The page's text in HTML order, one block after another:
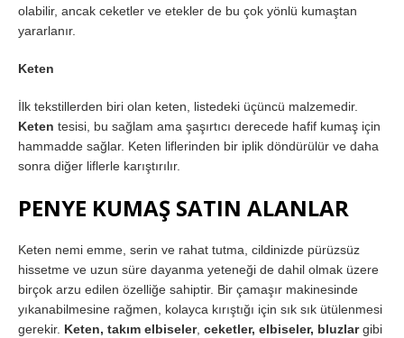
olabilir, ancak ceketler ve etekler de bu çok yönlü kumaştan
yararlanır.
Keten
İlk tekstillerden biri olan keten, listedeki üçüncü malzemedir.
Keten tesisi, bu sağlam ama şaşırtıcı derecede hafif kumaş için
hammadde sağlar. Keten liflerinden bir iplik döndürülür ve daha
sonra diğer liflerle karıştırılır.
PENYE KUMAŞ SATIN ALANLAR
Keten nemi emme, serin ve rahat tutma, cildinizde pürüzsüz
hissetme ve uzun süre dayanma yeteneği de dahil olmak üzere
birçok arzu edilen özelliğe sahiptir. Bir çamaşır makinesinde
yıkanabilmesine rağmen, kolayca kırıştığı için sık sık ütülenmesi
gerekir. Keten, takım elbiseler, ceketler, elbiseler, bluzlargibi